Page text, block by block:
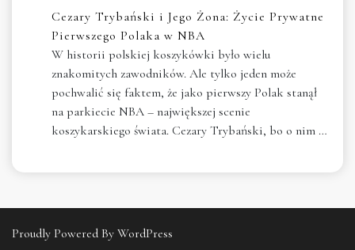
Cezary Trybański i Jego Żona: Życie Prywatne
Pierwszego Polaka w NBA
W historii polskiej koszykówki było wielu
znakomitych zawodników. Ale tylko jeden może
pochwalić się faktem, że jako pierwszy Polak stanął
na parkiecie NBA – największej scenie
koszykarskiego świata. Cezary Trybański, bo o nim …
Proudly Powered By WordPress